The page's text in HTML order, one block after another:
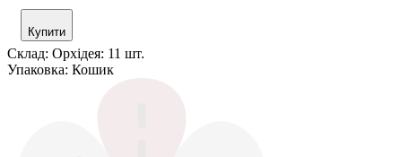
Купити
Склад: Орхідея: 11 шт.
Упаковка: Кошик